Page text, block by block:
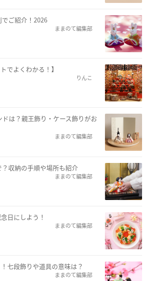
ご紹介！2026
ままのて編集部
でよくわかる！】
りんこ
は？親王飾り・ケース飾りがお
ままのて編集部
収納の手順や場所も紹介
ままのて編集部
日にしよう！
ままのて編集部
七段飾りや道具の意味は？
ままのて編集部